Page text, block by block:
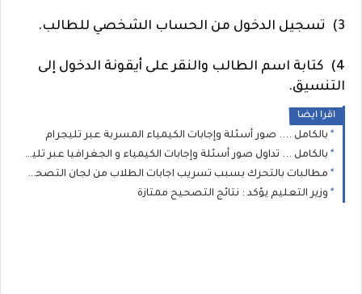
3) تسجيل الدخول من الحساب الشخصي للطالب.
4) كتابة اسم الطالب والنقر على أيقونة الدخول إلى
التنسيق.
اقرا ايضا
بالكامل .... صور أسئلة وإجابات الكيمياء المسربة عبر تليجرام
بالكامل ... تداول صور أسئلة وإجابات الكيمياء و الجغرافيا عبر تليجرام
مطالبات بالتحرك بسبب تسريب اجابات الطلاب من لجان التصحيح
وزير التعليم يؤكد : نتائج التصحيح ممتازة